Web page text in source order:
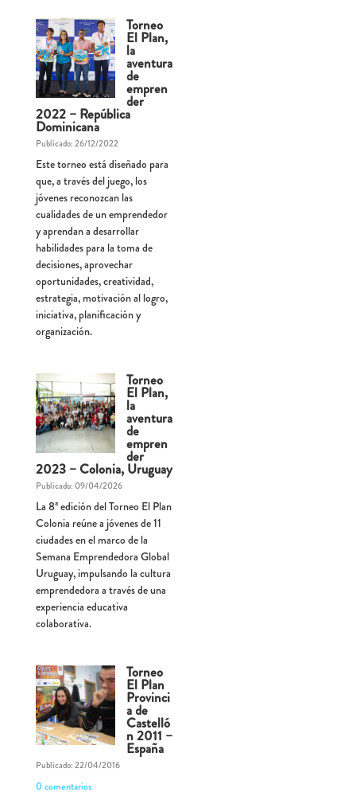
Torneo
El Plan,
la
aventura
de
empren
der
2022 – República
Dominicana
Publicado: 26/12/2022
Este torneo está diseñado para
que, a través del juego, los
jóvenes reconozcan las
cualidades de un emprendedor
y aprendan a desarrollar
habilidades para la toma de
decisiones, aprovechar
oportunidades, creatividad,
estrategia, motivación al logro,
iniciativa, planificación y
organización.
Torneo
El Plan,
la
aventura
de
empren
der
2023 – Colonia, Uruguay
Publicado: 09/04/2026
La 8ª edición del Torneo El Plan
Colonia reúne a jóvenes de 11
ciudades en el marco de la
Semana Emprendedora Global
Uruguay, impulsando la cultura
emprendedora a través de una
experiencia educativa
colaborativa.
Torneo
El Plan
Provinci
a de
Castelló
n 2011 –
España
Publicado: 22/04/2016
0 comentarios